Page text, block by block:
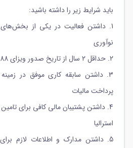
باید شرایط زیر را داشته باشید:
1. داشتن فعالیت در یکی از بخش‌های
نوآوری
2. حداقل ۲ سال از تاریخ صدور ویزای 188 گذشته باشد
3. داشتن سابقه کاری موفق در
پرداخت مالیات
4. داشتن پشتیبان مالی کافی برای
استرالیا
5. داشتن مدارک و اطلاعات لازم